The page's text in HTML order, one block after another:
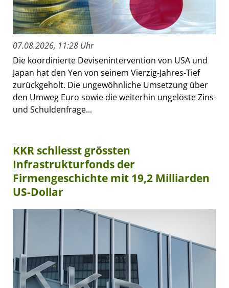
07.08.2026, 11:28 Uhr
Die koordinierte Devisenintervention von USA und
Japan hat den Yen von seinem Vierzig-Jahres-Tief
zurückgeholt. Die ungewöhnliche Umsetzung über
den Umweg Euro sowie die weiterhin ungelöste Zins-
und Schuldenfrage...
KKR schliesst grössten
Infrastrukturfonds der
Firmengeschichte mit 19,2 Milliarden
US-Dollar